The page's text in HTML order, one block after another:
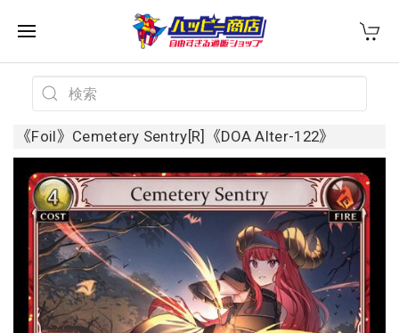
《Foil》Cemetery Sentry[R]《DOA Alter-122》